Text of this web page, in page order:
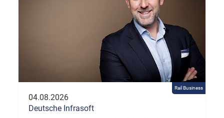
Rail Business
04.08.2026
Deutsche Infrasoft